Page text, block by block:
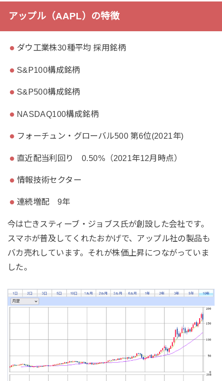
アップル（AAPL）の特徴
ダウ工業株30種平均 採用銘柄
S&P100構成銘柄
S&P500構成銘柄
NASDAQ100構成銘柄
フォーチュン・グローバル500 第6位(2021年)
直近配当利回り 0.50%（2021年12月時点）
情報技術セクター
連続増配 9年
今は亡きスティーブ・ジョブス氏が創設した会社です。
スマホが普及してくれたおかげで、アップル社の製品も
バカ売れしています。それが株価上昇につながっていま
した。